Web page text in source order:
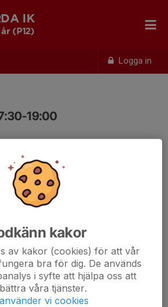
Logga in
IK
år (P12)
19:00
kakor
av kakor (cookies) för att vår
bra för dig. De används
i syfte att hjälpa oss att
våra tjänster.
vi cookies